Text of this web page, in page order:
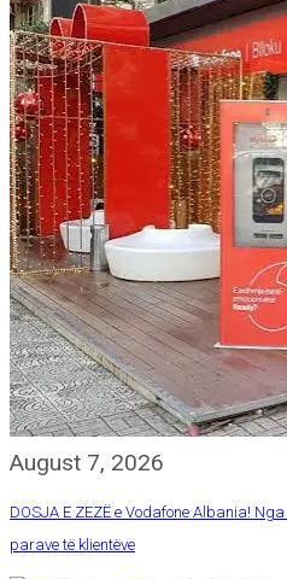
August 7, 2026
DOSJA E ZEZË e Vodafone Albania!
parave të klientëve